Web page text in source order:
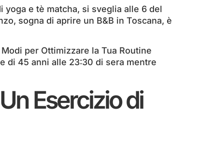
yoga e tè matcha, si sveglia alle 6 del
sogna di aprire un B&B in Toscana, è
per Ottimizzare la Tua Routine
di 45 anni alle 23:30 di sera mentre
Esercizio di